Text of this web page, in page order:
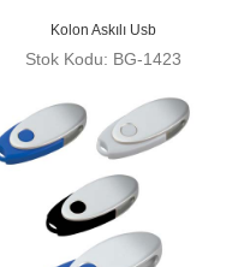
Kolon Askılı Usb
Stok Kodu: BG-1423